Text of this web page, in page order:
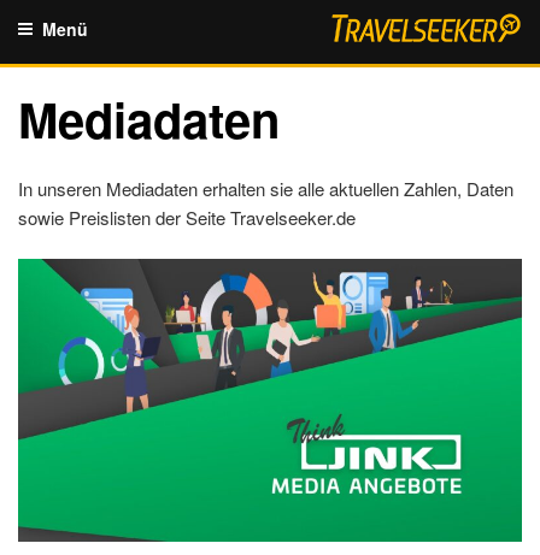
Inhalt
springen
Menü
Mediadaten
In unseren Mediadaten erhalten sie alle aktuellen Zahlen, Daten
sowie Preislisten der Seite Travelseeker.de